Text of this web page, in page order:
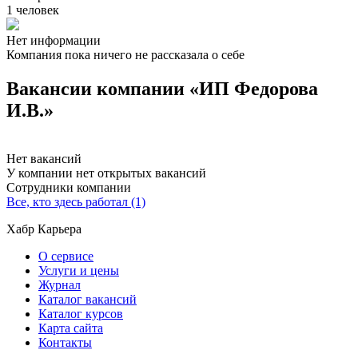
1 человек
Нет информации
Компания пока ничего не рассказала о себе
Вакансии компании «ИП Федорова
И.В.»
Нет вакансий
У компании нет открытых вакансий
Сотрудники компании
Все, кто здесь работал (1)
Хабр Карьера
О сервисе
Услуги и цены
Журнал
Каталог вакансий
Каталог курсов
Карта сайта
Контакты